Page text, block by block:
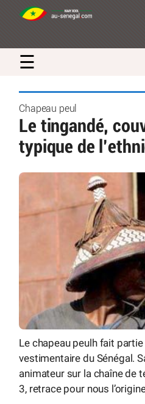
☰
Chapeau peul
Le tingandé,
typique de
Le chapeau peulh fait
vestimentaire du Sénégal.
animateur sur la chaîne de
3, retrace pour nous